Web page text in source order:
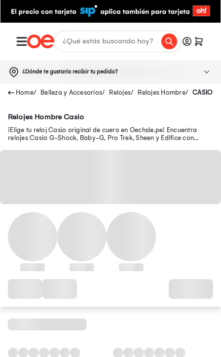
¿Dónde te gustaría recibir tu pedido?
Belleza y Accesorios Relojes Relojes Hombre CASIO
Relojes Hombre Casio
¡Elige tu reloj Casio original de cuero en Oechsle.pe! Encuentra
relojes Casio G-Shock, Baby-G, Pro Trek, Sheen y Edifice con